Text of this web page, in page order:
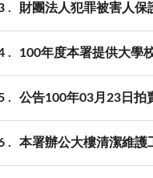
財團法人犯罪被害人保
100年度本署提供大學
公告100年03月23日拍
本署辦公大樓清潔維護